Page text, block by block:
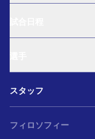
ガールズU-15
和歌山U-15
ガールズU-15
U-18
和歌山U-15
スタッフ
フィロソフィー